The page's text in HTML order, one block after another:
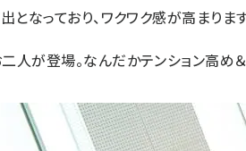
となっており、ワクワク感が高まりま
人が登場。なんだかテンション高め＆